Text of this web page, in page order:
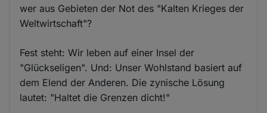
wer aus Gebieten der Not des "Kalten Krieges der
Weltwirtschaft"?
Fest steht: Wir leben auf einer Insel der
"Glückseligen". Und: Unser Wohlstand basiert auf
dem Elend der Anderen. Die zynische Lösung
lautet: "Haltet die Grenzen dicht!"